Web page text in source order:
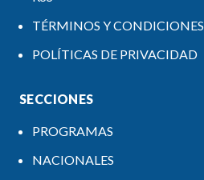
TÉRMINOS Y CONDICIONES
POLÍTICAS DE PRIVACIDAD
SECCIONES
PROGRAMAS
NACIONALES